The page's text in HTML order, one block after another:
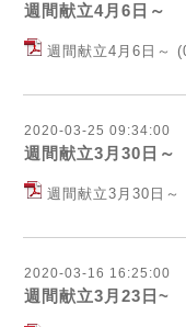
週間献立4月6日～
週間献立4月6日～
2020-03-25 09:34:00
週間献立3月30日～
週間献立3月30日～
2020-03-16 16:25:00
週間献立3月23日~